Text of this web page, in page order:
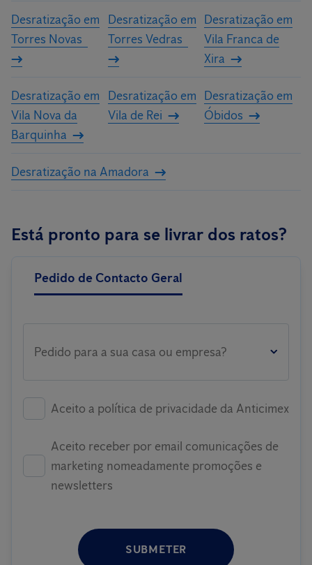
Desratização em
Torres Novas
Desratização em
Torres Vedras
Desratização em
Vila Franca de
Xira
Desratização em
Vila Nova da
Barquinha
Desratização em
Vila de Rei
Desratização em
Óbidos
Desratização na Amadora
Está pronto para se livrar dos ratos?
Pedido de Contacto Geral
Pedido para a sua casa ou empresa?
Aceito a política de privacidade da Anticimex
Aceito receber por email comunicações de
marketing nomeadamente promoções e
newsletters
SUBMETER